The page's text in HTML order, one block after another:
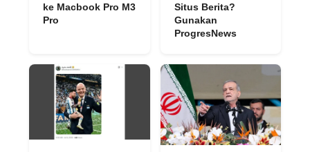
ke Macbook Pro M3
Pro
Situs Berita?
Gunakan
ProgresNews